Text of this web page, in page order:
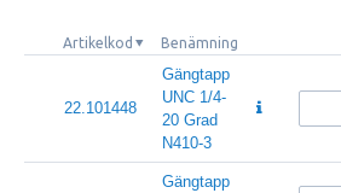
Artikelkod Benämning
22.101448
Gängtapp
UNC 1/4-
20 Grad
N410-3
Gängtapp